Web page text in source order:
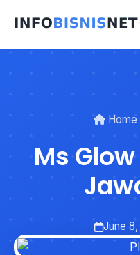
Home
Ms
June